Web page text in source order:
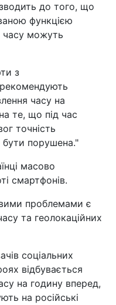
до того, що
функцією
часу можуть
з
часу на
те, що під час
точність
бути порушена."
масово
смартфонів.
проблемами є
та геолокаційних
соціальних
відбувається
на годину вперед,
на російські